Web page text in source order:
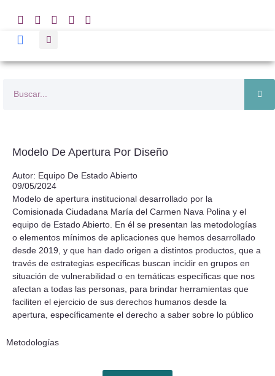
Modelo De Apertura Por Diseño
Autor: Equipo De Estado Abierto
09/05/2024
Modelo de apertura institucional desarrollado por la
Comisionada Ciudadana María del Carmen Nava Polina y el
equipo de Estado Abierto. En él se presentan las metodologías
o elementos mínimos de aplicaciones que hemos desarrollado
desde 2019, y que han dado origen a distintos productos, que a
través de estrategias específicas buscan incidir en grupos en
situación de vulnerabilidad o en temáticas específicas que nos
afectan a todas las personas, para brindar herramientas que
faciliten el ejercicio de sus derechos humanos desde la
apertura, específicamente el derecho a saber sobre lo público
Metodologías